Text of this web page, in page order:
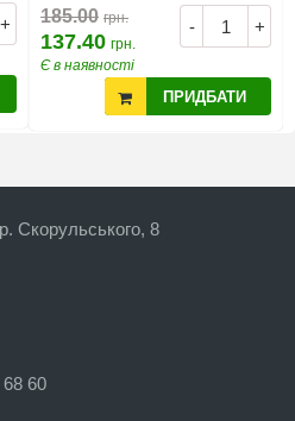
+ - +
185.00 грн.
137.40 грн.
Є в наявності
ПРИДБАТИ
Скорульського, 8
60